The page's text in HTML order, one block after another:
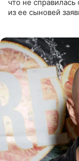
что не
из ее сыновей